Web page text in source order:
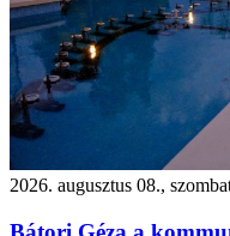
2026. augusztus 08.,